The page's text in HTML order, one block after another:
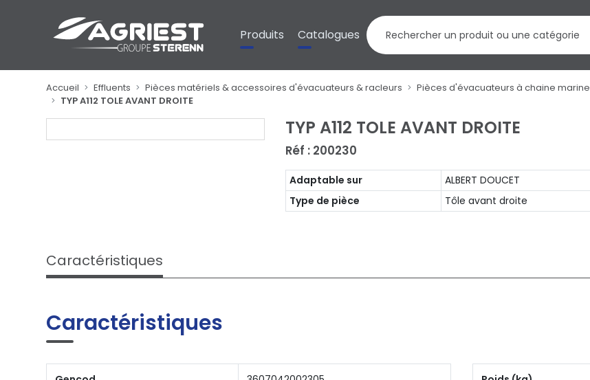
Produits Catalogues
Accueil Effluents Pièces matériels & accessoires d'évacuateurs & racleurs Pièces d'évacuateurs à chaine marine
TYP A112 TOLE AVANT DROITE
TYP A112 TOLE AVANT DROITE
Réf : 200230
Adaptable sur
ALBERT DOUCET
Type de pièce
Tôle avant droite
Caractéristiques
Caractéristiques